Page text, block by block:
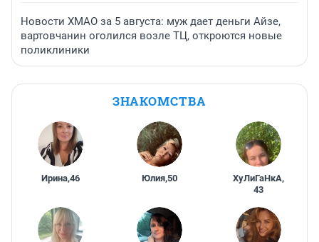
Новости ХМАО за 5 августа: муж дает деньги Айзе,
вартовчанин оголился возле ТЦ, откроются новые
поликлиники
ЗНАКОМСТВА
Ирина,46 Юлия,50 ХуЛиГаНкА,
43